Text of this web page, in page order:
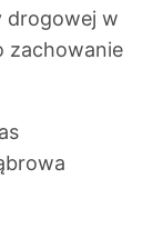
drogowej w
zachowanie